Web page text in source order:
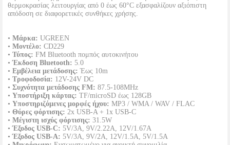
θερμοκρασίας λειτουργίας από 0 έως 60°C εξασφαλίζουν αξιόπιστη
απόδοση σε διαφορετικές συνθήκες χρήσης.
• Μάρκα: UGREEN
• Μοντέλο: CD229
• Τύπος: FM Bluetooth πομπός αυτοκινήτου
•Έκδοση Bluetooth: 5.0
• Εμβέλεια μετάδοσης: Έως 10m
• Τροφοδοσία: 12V-24V DC
• Συχνότητα μετάδοσης FM: 87.5-108MHz
• Υποστήριξη κάρτας: TF/microSD έως 128GB
• Υποστηριζόμενες μορφές ήχου: MP3 / WMA / WAV / FLAC
• Θύρες φόρτισης: 2x USB-A + 1x USB-C
• Μέγιστη ισχύς φόρτισης: 31.5W
•Έξοδος USB-C: 5V/3A, 9V/2.22A, 12V/1.67A
•Έξοδος USB-A: 5V/3A, 9V/2A, 12V/1.5A, 5V/1.5A